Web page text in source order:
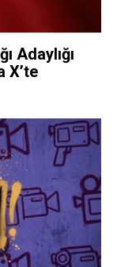
Adaylığı
X’te